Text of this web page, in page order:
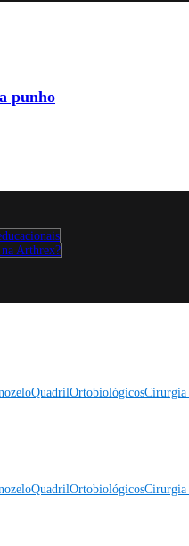
punho
Arthrex?
QuadrilOrtobiológicosCirurgia
QuadrilOrtobiológicosCirurgia